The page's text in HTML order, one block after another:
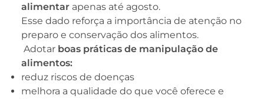
alimentar apenas até agosto.
Esse dado reforça a importância de atenção no
preparo e conservação dos alimentos.
Adotar boas práticas de manipulação de
alimentos:
reduz riscos de doenças
melhora a qualidade do que você oferece e